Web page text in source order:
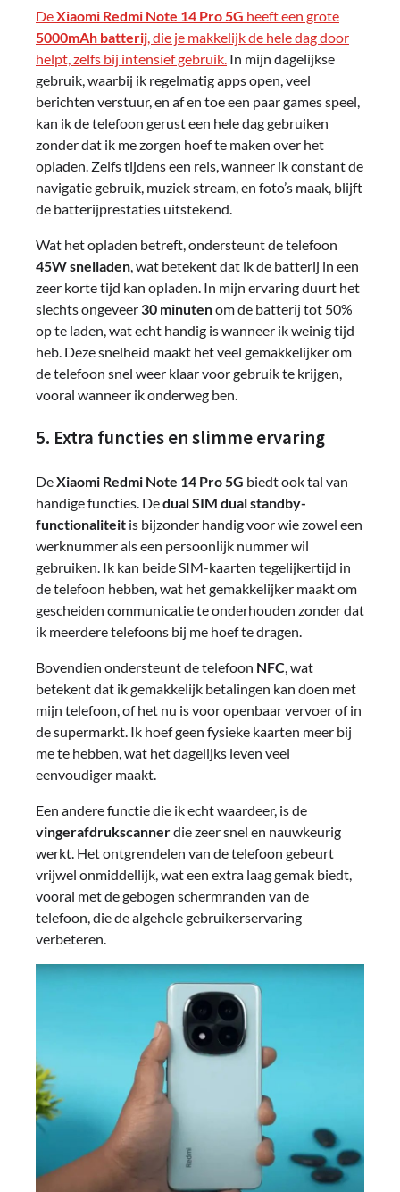
DeXiaomi Redmi Note 14 Pro 5G heeft een grote
5000mAh batterij, die je makkelijk de hele dag door
helpt, zelfs bij intensief gebruik. In mijn dagelijkse
gebruik, waarbij ik regelmatig apps open, veel
berichten verstuur, en af en toe een paar games speel,
kan ik de telefoon gerust een hele dag gebruiken
zonder dat ik me zorgen hoef te maken over het
opladen. Zelfs tijdens een reis, wanneer ik constant de
navigatie gebruik, muziek stream, en foto’s maak, blijft
de batterijprestaties uitstekend.
Wat het opladen betreft, ondersteunt de telefoon
45W snelladen, wat betekent dat ik de batterij in een
zeer korte tijd kan opladen. In mijn ervaring duurt het
slechts ongeveer 30 minutenom de batterij tot 50%
op te laden, wat echt handig is wanneer ik weinig tijd
heb. Deze snelheid maakt het veel gemakkelijker om
de telefoon snel weer klaar voor gebruik te krijgen,
vooral wanneer ik onderweg ben.
5. Extra functies en slimme ervaring
DeXiaomi Redmi Note 14 Pro 5G biedt ook tal van
handige functies. Dedual SIM dual standby-
functionaliteit is bijzonder handig voor wie zowel een
werknummer als een persoonlijk nummer wil
gebruiken. Ik kan beide SIM-kaarten tegelijkertijd in
de telefoon hebben, wat het gemakkelijker maakt om
gescheiden communicatie te onderhouden zonder dat
ik meerdere telefoons bij me hoef te dragen.
Bovendien ondersteunt de telefoon NFC , wat
betekent dat ik gemakkelijk betalingen kan doen met
mijn telefoon, of het nu is voor openbaar vervoer of in
de supermarkt. Ik hoef geen fysieke kaarten meer bij
me te hebben, wat het dagelijks leven veel
eenvoudiger maakt.
Een andere functie die ik echt waardeer, is de
vingerafdrukscannerdie zeer snel en nauwkeurig
werkt. Het ontgrendelen van de telefoon gebeurt
vrijwel onmiddellijk, wat een extra laag gemak biedt,
vooral met de gebogen schermranden van de
telefoon, die de algehele gebruikerservaring
verbeteren.